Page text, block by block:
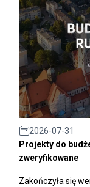
2026-07-31
Projekty do
zweryfikowane
Zakończyła się